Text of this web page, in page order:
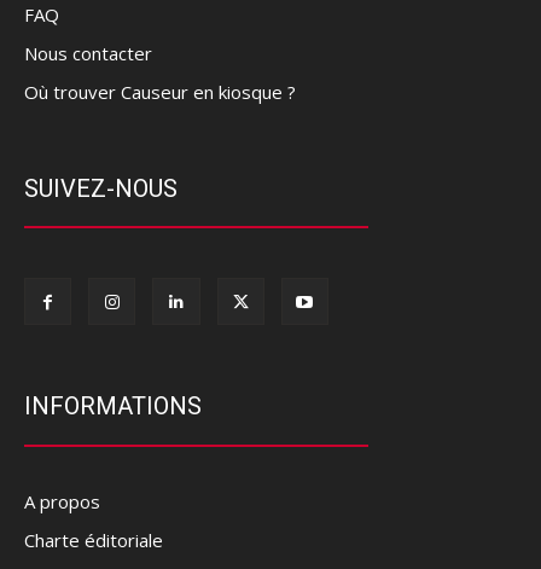
FAQ
Nous contacter
Où trouver Causeur en kiosque ?
SUIVEZ-NOUS
INFORMATIONS
A propos
Charte éditoriale